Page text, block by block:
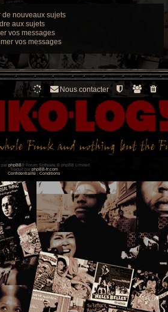
de nouveaux sujets
aux sujets
vos messages
vos messages
Nous contacter
par phpBB® Forum Software © phpBB Limited
Traduit par phpBB-fr.com
Confidentialité
Conditions